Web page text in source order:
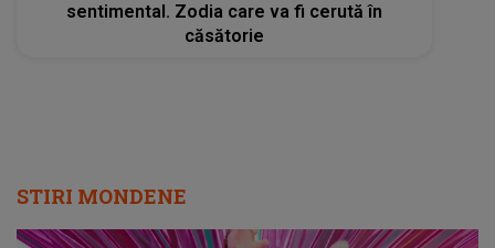
sentimental. Zodia care va fi cerută în
căsătorie
STIRI MONDENE